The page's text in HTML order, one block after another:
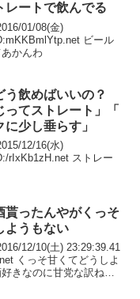
レートで飲んでる
01/08(金)
ビール
かんわ
う飲めばいいの？
ってストレート」「
少し垂らす」
12/16(水)
rIxKb1zH.net ストレー
貰ったんやがくっそ
ようもない
12/10(土) 23:29:39.41
くっそ甘くてどうしよ
きなのに甘党な訳ねー